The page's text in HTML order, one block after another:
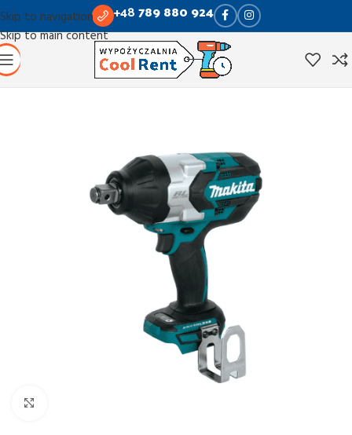
Skip to navigation
Skip to main content
+48789 880 924